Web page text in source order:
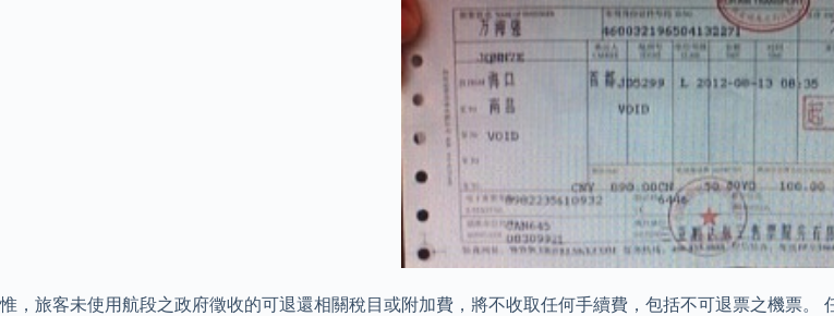
惟，旅客未使用航段之政府徵收的可退還相關稅目或附加費，將不收取任何手續費，包括不可退票之機票。